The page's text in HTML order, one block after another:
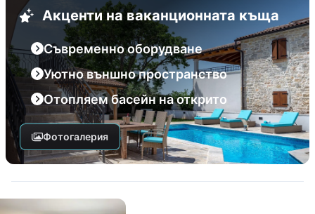
Акценти на ваканционната къща
Съвременно оборудване
Уютно външно пространство
Отопляем басейн на открито
Фотогалерия